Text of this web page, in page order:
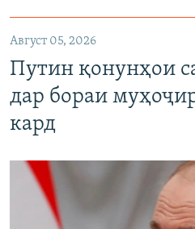
Август 05, 2026
Путин қонунҳои
дар бораи
кард